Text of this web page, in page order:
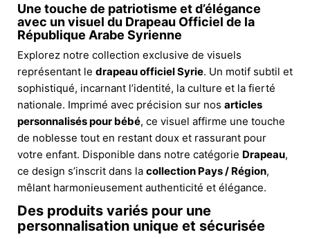
Une touche de patriotisme et d’élégance
avec un visuel du Drapeau Officiel de la
République Arabe Syrienne
Explorez notre collection exclusive de visuels
représentant le drapeau officiel Syrie. Un motif subtil et
sophistiqué, incarnant l’identité, la culture et la fierté
nationale. Imprimé avec précision sur nos articles
personnalisés pour bébé, ce visuel affirme une touche
de noblesse tout en restant doux et rassurant pour
votre enfant. Disponible dans notre catégorie Drapeau,
ce design s’inscrit dans la collection Pays / Région,
mêlant harmonieusement authenticité et élégance.
Des produits variés pour une
personnalisation unique et sécurisée